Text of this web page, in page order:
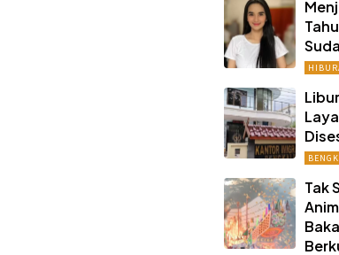
Tak